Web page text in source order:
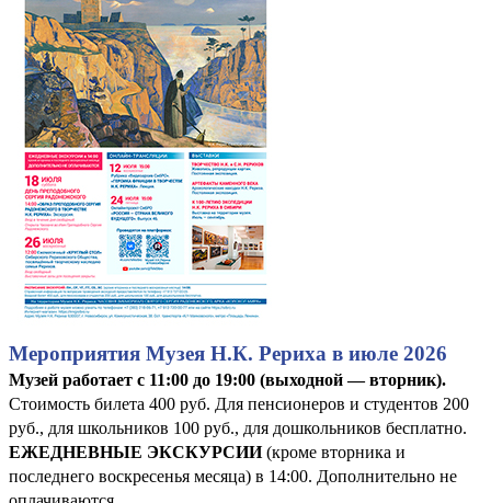
Мероприятия Музея Н.К. Рериха в июле 2026
Музей работает с 11:00 до 19:00 (выходной — вторник).
Стоимость билета 400 руб. Для пенсионеров и студентов 200
руб., для школьников 100 руб., для дошкольников бесплатно.
ЕЖЕДНЕВНЫЕ ЭКСКУРСИИ(кроме вторника и
последнего воскресенья месяца) в 14:00. Дополнительно не